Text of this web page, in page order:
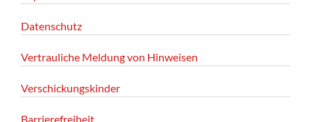
Datenschutz
Vertrauliche Meldung von Hinweisen
Verschickungskinder
Barrierefreiheit